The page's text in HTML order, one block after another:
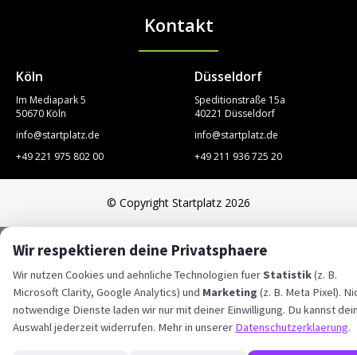
STARTPLATZ
Kontakt
Köln
Im Mediapark 5
50670 Köln
info@startplatz.de
+49 221 975 802 00
Düsseldorf
Speditionstraße 15a
40221 Düsseldorf
info@startplatz.de
+49 211 936 725 20
© Copyright Startplatz 2026
Wir respektieren deine Privatsphaere
Wir nutzen Cookies und aehnliche Technologien fuerStatistik(z. B.
Microsoft Clarity, Google Analytics) und Marketing (z. B. Meta Pixel).
notwendige Dienste laden wir nur mit deiner Einwilligung. Du kannst
Auswahl jederzeit widerrufen. Mehr in unserer Datenschutzerklaerung.